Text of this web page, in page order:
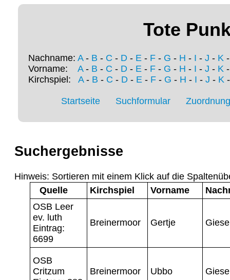
Tote
Nachname: A- B - C - D - E - F - G - H - I - J - K
Vorname: A- B - C - D - E - F - G - H - I - J - K
Kirchspiel: A- B - C - D- E- F- G - H - I - J - K
Startseite Suchformular
Suchergebnisse
Hinweis: Sortieren mit einem Klick auf die
Quelle
Kirchspiel Vorname
OSB Leer
ev. luth
Eintrag:
6699
Breinermoor Gertje
OSB
Critzum
Breinermoor Ubbo